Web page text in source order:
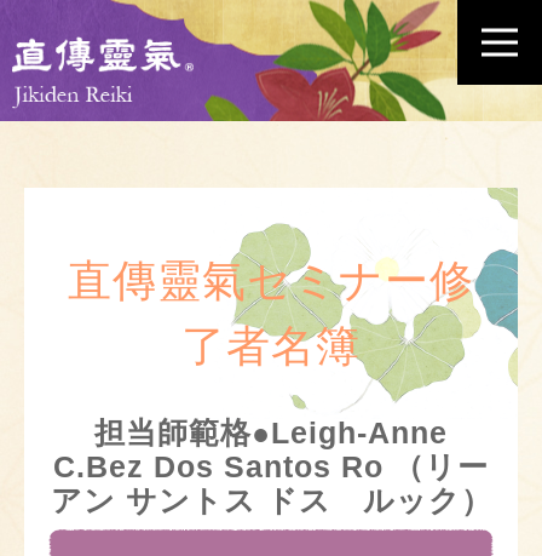
直傳靈氣セミナー修
了者名簿
担当師範格●Leigh-Anne
C.Bez Dos Santos Ro （リー
アン サントス ドス ルック）